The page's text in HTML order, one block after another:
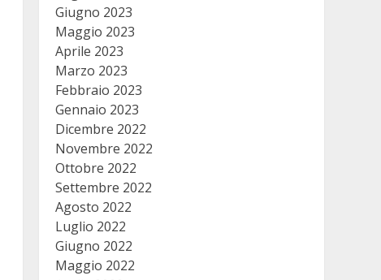
Giugno 2023
Maggio 2023
Aprile 2023
Marzo 2023
Febbraio 2023
Gennaio 2023
Dicembre 2022
Novembre 2022
Ottobre 2022
Settembre 2022
Agosto 2022
Luglio 2022
Giugno 2022
Maggio 2022